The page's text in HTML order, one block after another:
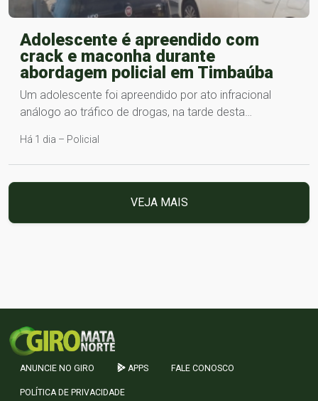
Adolescente é apreendido com
crack e maconha durante
abordagem policial em Timbaúba
Um adolescente foi apreendido por ato infracional
análogo ao tráfico de drogas, na tarde desta…
Há 1 dia – Policial
VEJA MAIS
ANUNCIE NO GIRO APPS FALE CONOSCO
POLÍTICA DE PRIVACIDADE